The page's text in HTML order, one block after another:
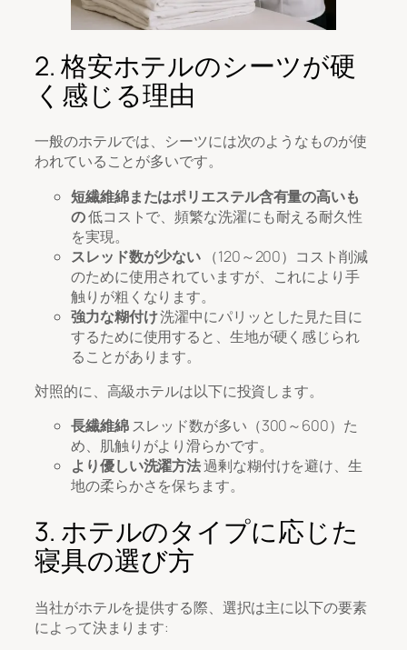
2. 格安ホテルのシーツが硬
く感じる理由
一般のホテルでは、シーツには次のようなものが使
われていることが多いです。
短繊維綿またはポリエステル含有量の高いも
の低コストで、頻繁な洗濯にも耐える耐久性
を実現。
スレッド数が少ない （120～200）コスト削減
のために使用されていますが、これにより手
触りが粗くなります。
強力な糊付け洗濯中にパリッとした見た目に
するために使用すると、生地が硬く感じられ
ることがあります。
対照的に、高級ホテルは以下に投資します。
長繊維綿スレッド数が多い（300～600）た
め、肌触りがより滑らかです。
より優しい洗濯方法過剰な糊付けを避け、生
地の柔らかさを保ちます。
3. ホテルのタイプに応じた
寝具の選び方
当社がホテルを提供する際、選択は主に以下の要素
によって決まります: